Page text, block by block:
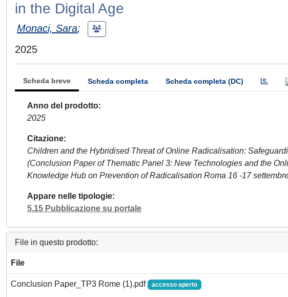
in the Digital Age
Monaci, Sara;
2025
Scheda breve Scheda completa Scheda completa (DC)
Anno del prodotto
2025
Citazione
Children and the Hybridised Threat of Online Radicalisation:
(Conclusion Paper of Thematic Panel 3: New Technologies and the
Knowledge Hub on Prevention of Radicalisation Roma 16 -17
Appare nelle tipologie
5.15 Pubblicazione su portale
File in questo prodotto:
File
Conclusion Paper_TP3 Rome (1).pdf accesso aperto